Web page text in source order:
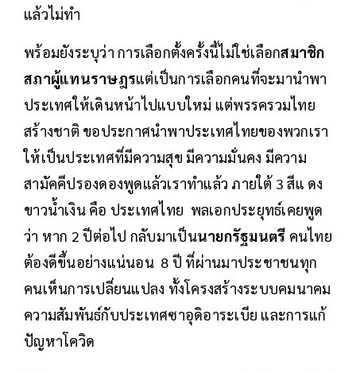
แล้วไม่ทำ​
พร้อมยังระบุว่า​ การเลือกตั้งครั้งนี้ไม่ใช่เลือกสมาชิก
สภาผู้แทนราษฎรแต่เป็นการเลือกคนที่จะมานำพา
ประเทศให้เดินหน้าไปแบบใหม่​ แต่พรรครวมไทย
สร้างชาติ ขอประกาศนำพาประเทศไทยของพวกเรา
ให้เป็นประเทศที่มีความสุข มีความมั่นคง มีความ
สามัคคีปรองดองพูดแล้วเราทำแล้ว ภายใต้ 3 สีแ ดง
ขาวน้ำเงิน​ คือ​ ประเทศไทย พลเอกประยุทธ์เคยพูด
ว่า หาก​ 2 ปีต่อไป กลับมาเป็นนายกรัฐมนตรี คนไทย
ต้องดีขึ้นอย่างแน่นอน​ 8 ปี ที่ผ่านมาประชาชนทุก
คนเห็นการเปลี่ยนแปลง​ ทั้งโครงสร้างระบบคมนาคม
ความสัมพันธ์กับประเทศซาอุดิอาระเบีย และการแก้
ปัญหาโควิด​